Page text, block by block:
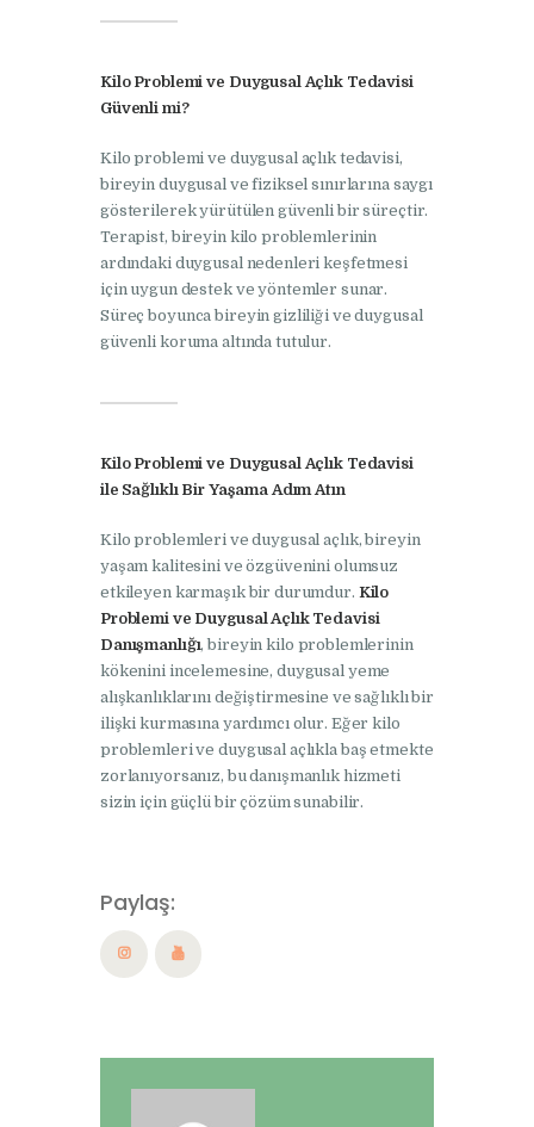
Kilo Problemi ve Duygusal Açlık Tedavisi
Güvenli mi?
Kilo problemi ve duygusal açlık tedavisi,
bireyin duygusal ve fiziksel sınırlarına saygı
gösterilerek yürütülen güvenli bir süreçtir.
Terapist, bireyin kilo problemlerinin
ardındaki duygusal nedenleri keşfetmesi
için uygun destek ve yöntemler sunar.
Süreç boyunca bireyin gizliliği ve duygusal
güvenli koruma altında tutulur.
Kilo Problemi ve Duygusal Açlık Tedavisi
ile Sağlıklı Bir Yaşama Adım Atın
Kilo problemleri ve duygusal açlık, bireyin
yaşam kalitesini ve özgüvenini olumsuz
etkileyen karmaşık bir durumdur. Kilo
Problemi ve Duygusal Açlık Tedavisi
Danışmanlığı, bireyin kilo problemlerinin
kökenini incelemesine, duygusal yeme
alışkanlıklarını değiştirmesine ve sağlıklı bir
ilişki kurmasına yardımcı olur. Eğer kilo
problemleri ve duygusal açlıkla baş etmekte
zorlanıyorsanız, bu danışmanlık hizmeti
sizin için güçlü bir çözüm sunabilir.
Paylaş: